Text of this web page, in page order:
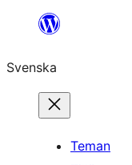
Hoppa
innehåll
Svenska
Teman